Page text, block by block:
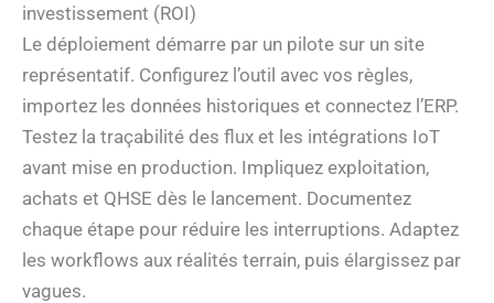
investissement (ROI)
Le déploiement démarre par un pilote sur un site
représentatif. Configurez l’outil avec vos règles,
importez les données historiques et connectez l’ERP.
Testez la traçabilité des flux et les intégrations IoT
avant mise en production. Impliquez exploitation,
achats et QHSE dès le lancement. Documentez
chaque étape pour réduire les interruptions. Adaptez
les workflows aux réalités terrain, puis élargissez par
vagues.